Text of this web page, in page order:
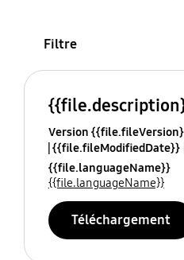
Filtre
Version
{{file.fileModifiedDate}}
{{file.languageName}}
{{file.languageName}}
Téléchargement